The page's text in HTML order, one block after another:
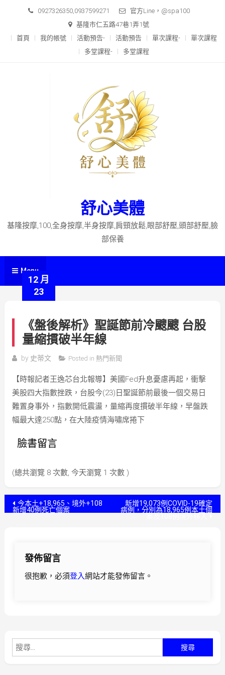
content
0927326350,0937599271
官方Line，@spa100
基隆市仁五路47巷1弄1號
首頁
我的帳號 活動預告- 活動預告 單次課程-
單次課程
多堂課程-
多堂課程
舒心美體
基隆按摩,100,全身按摩,半身按摩,肩頸放鬆,眼部舒壓,頭部舒壓,臉
部保養
Menu
12 月
23
《盤後解析》聖誕節前冷颼颼 台股
量縮摜破半年線
by 史蒂文 Posted in 熱門新聞
【時報記者王逸芯台北報導】美國Fed升息憂慮再起，衝擊
美股四大指數挫跌，台股今(23)日聖誕節前最後一個交易日
難置身事外，指數開低震盪，量縮再度摜破半年線，早盤跌
幅最大達250點，在大陸疫情海嘯席捲下
臉書留言
(總共瀏覽 8 次數, 今天瀏覽 1 次數 )
文今本土+18,965、境外+108
新增40例死亡個案
新增19,073例COVID-19確定
病例，分別為18,965例本土個
發佈留言
很抱歉，必須登入網站才能發佈留言。
尋